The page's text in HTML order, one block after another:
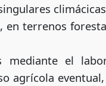
terrenos
mediante el
agrícola